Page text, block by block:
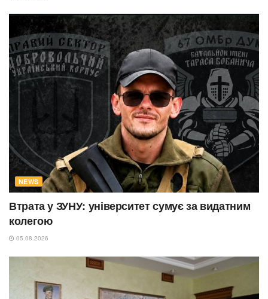
NEWS
Втрата у ЗУНУ: університет сумує за видатним
колегою
05.08.2026